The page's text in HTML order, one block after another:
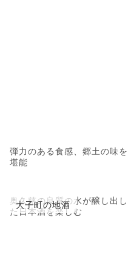
弾力のある食感、郷土の味を
堪能
大子町の地酒
奥久慈の良質の水が醸し出し
た日本酒を楽しむ